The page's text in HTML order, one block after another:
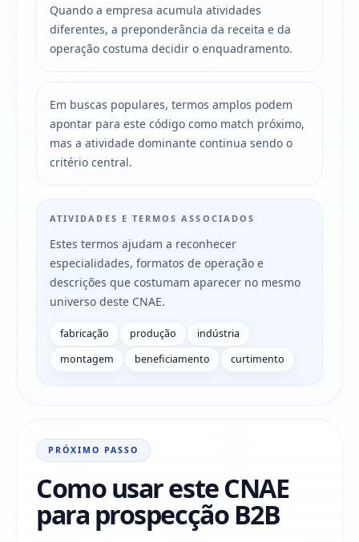
Quando a empresa acumula atividades
diferentes, a preponderância da receita e da
operação costuma decidir o enquadramento.
Em buscas populares, termos amplos podem
apontar para este código como match próximo,
mas a atividade dominante continua sendo o
critério central.
ATIVIDADES E TERMOS ASSOCIADOS
Estes termos ajudam a reconhecer
especialidades, formatos de operação e
descrições que costumam aparecer no mesmo
universo deste CNAE.
fabricação produção
indústria
montagem
beneficiamento curtimento
PRÓXIMO PASSO
Como usar este CNAE
para prospecção B2B